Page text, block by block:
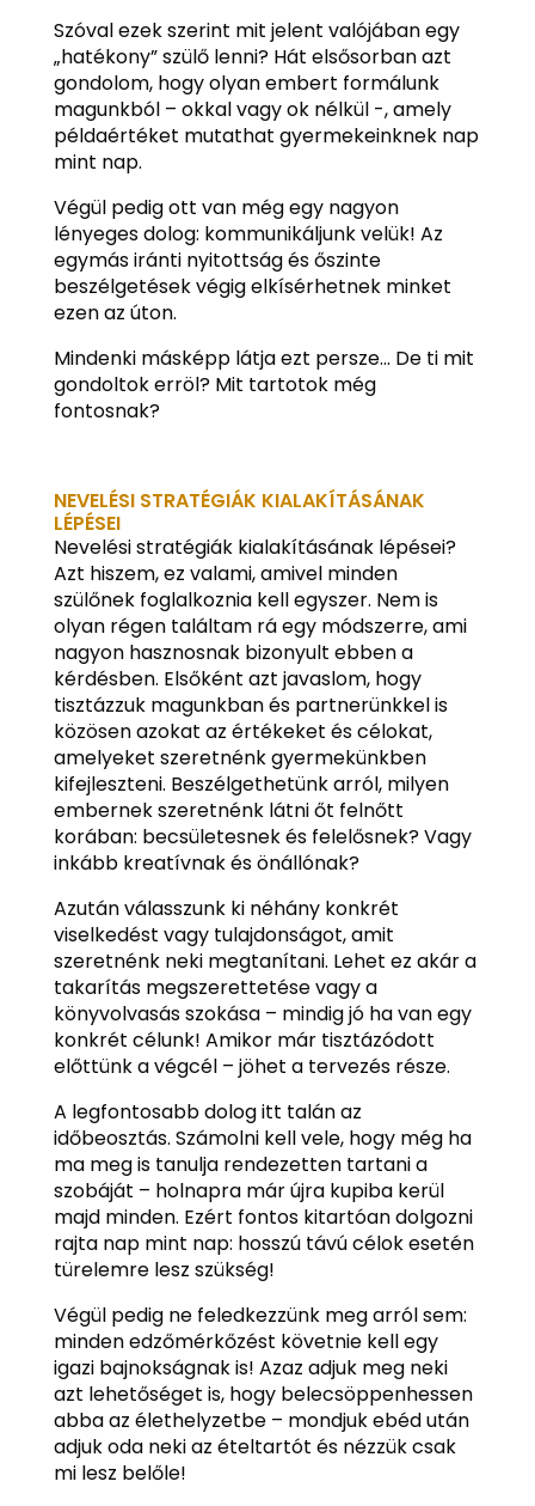
Szóval ezek szerint mit jelent valójában egy
„hatékony” szülő lenni? Hát elsősorban azt
gondolom, hogy olyan embert formálunk
magunkból – okkal vagy ok nélkül -, amely
példaértéket mutathat gyermekeinknek nap
mint nap.
Végül pedig ott van még egy nagyon
lényeges dolog: kommunikáljunk velük! Az
egymás iránti nyitottság és őszinte
beszélgetések végig elkísérhetnek minket
ezen az úton.
Mindenki másképp látja ezt persze… De ti mit
gondoltok erröl? Mit tartotok még
fontosnak?
NEVELÉSI STRATÉGIÁK KIALAKÍTÁSÁNAK
LÉPÉSEI
Nevelési stratégiák kialakításának lépései?
Azt hiszem, ez valami, amivel minden
szülőnek foglalkoznia kell egyszer. Nem is
olyan régen találtam rá egy módszerre, ami
nagyon hasznosnak bizonyult ebben a
kérdésben. Elsőként azt javaslom, hogy
tisztázzuk magunkban és partnerünkkel is
közösen azokat az értékeket és célokat,
amelyeket szeretnénk gyermekünkben
kifejleszteni. Beszélgethetünk arról, milyen
embernek szeretnénk látni őt felnőtt
korában: becsületesnek és felelősnek? Vagy
inkább kreatívnak és önállónak?
Azután válasszunk ki néhány konkrét
viselkedést vagy tulajdonságot, amit
szeretnénk neki megtanítani. Lehet ez akár a
takarítás megszerettetése vagy a
könyvolvasás szokása – mindig jó ha van egy
konkrét célunk! Amikor már tisztázódott
előttünk a végcél – jöhet a tervezés része.
A legfontosabb dolog itt talán az
időbeosztás. Számolni kell vele, hogy még ha
ma meg is tanulja rendezetten tartani a
szobáját – holnapra már újra kupiba kerül
majd minden. Ezért fontos kitartóan dolgozni
rajta nap mint nap: hosszú távú célok esetén
türelemre lesz szükség!
Végül pedig ne feledkezzünk meg arról sem:
minden edzőmérkőzést követnie kell egy
igazi bajnokságnak is! Azaz adjuk meg neki
azt lehetőséget is, hogy belecsöppenhessen
abba az élethelyzetbe – mondjuk ebéd után
adjuk oda neki az ételtartót és nézzük csak
mi lesz belőle!